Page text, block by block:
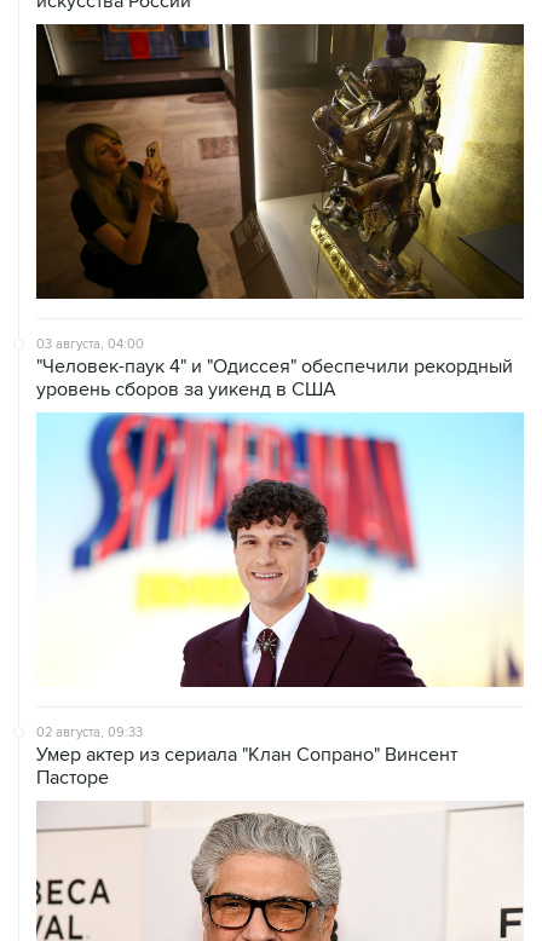
03 августа, 04:00
"Человек-паук 4" и "Одиссея" обеспечили рекордный
уровень сборов за уикенд в США
02 августа, 09:33
Умер актер из сериала "Клан Сопрано" Винсент
Пасторе